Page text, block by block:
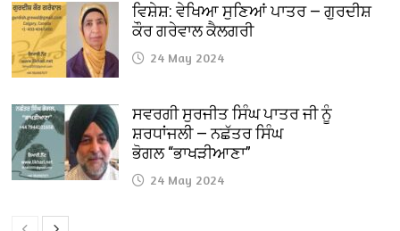
ਵਿਸ਼ੇਸ਼: ਵੇਖਿਆ ਸੁਣਿਆਂ ਪਾਤਰ — ਗੁਰਦੀਸ਼
ਕੌਰ ਗਰੇਵਾਲ ਕੈਲਗਰੀ
24 May 2024
ਸਵਰਗੀ ਸੁਰਜੀਤ ਸਿੰਘ ਪਾਤਰ ਜੀ ਨੂੰ
ਸ਼ਰਧਾਂਜਲੀ — ਨਛੱਤਰ ਸਿੰਘ
ਭੋਗਲ “ਭਾਖੜੀਆਣਾ”
24 May 2024